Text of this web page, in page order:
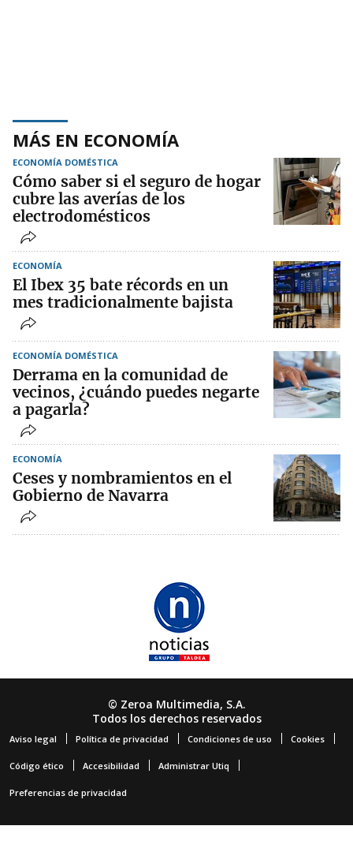
MÁS EN ECONOMÍA
ECONOMÍA DOMÉSTICA
Cómo saber si el seguro de hogar
cubre las averías de los
electrodomésticos
ECONOMÍA
El Ibex 35 bate récords en un
mes tradicionalmente bajista
ECONOMÍA DOMÉSTICA
Derrama en la comunidad de
vecinos, ¿cuándo puedes negarte
a pagarla?
ECONOMÍA
Ceses y nombramientos en el
Gobierno de Navarra
© Zeroa Multimedia, S.A.
Todos los derechos reservados
Aviso legal Política de privacidad Condiciones de uso Cookies
Código ético Accesibilidad Administrar Utiq
Preferencias de privacidad